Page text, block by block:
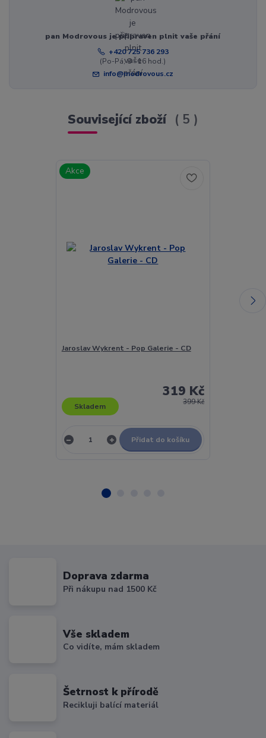
pan Modrovous je připraven plnit vaše přání
+420 725 736 293
(Po-Pá, 8 - 16 hod.)
info@modrovous.cz
Související zboží 5
Akce
Jaroslav Wykrent - Pop Galerie - CD
399 Kč
319 Kč
Skladem
Přidat do košíku
Doprava zdarma
Při nákupu nad 1500 Kč
Vše skladem
Co vidíte, mám skladem
Šetrnost k přírodě
Recikluji balící materiál